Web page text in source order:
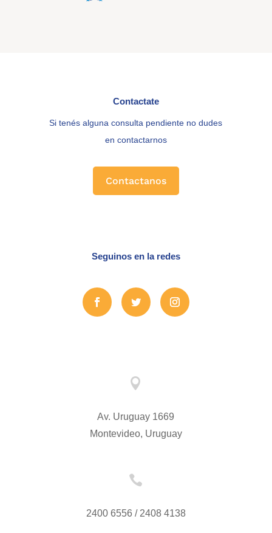
Contactate
Si tenés alguna consulta pendiente no dudes
en contactarnos
Contactanos
Seguinos en la redes

Av. Uruguay 1669
Montevideo, Uruguay

2400 6556 / 2408 4138